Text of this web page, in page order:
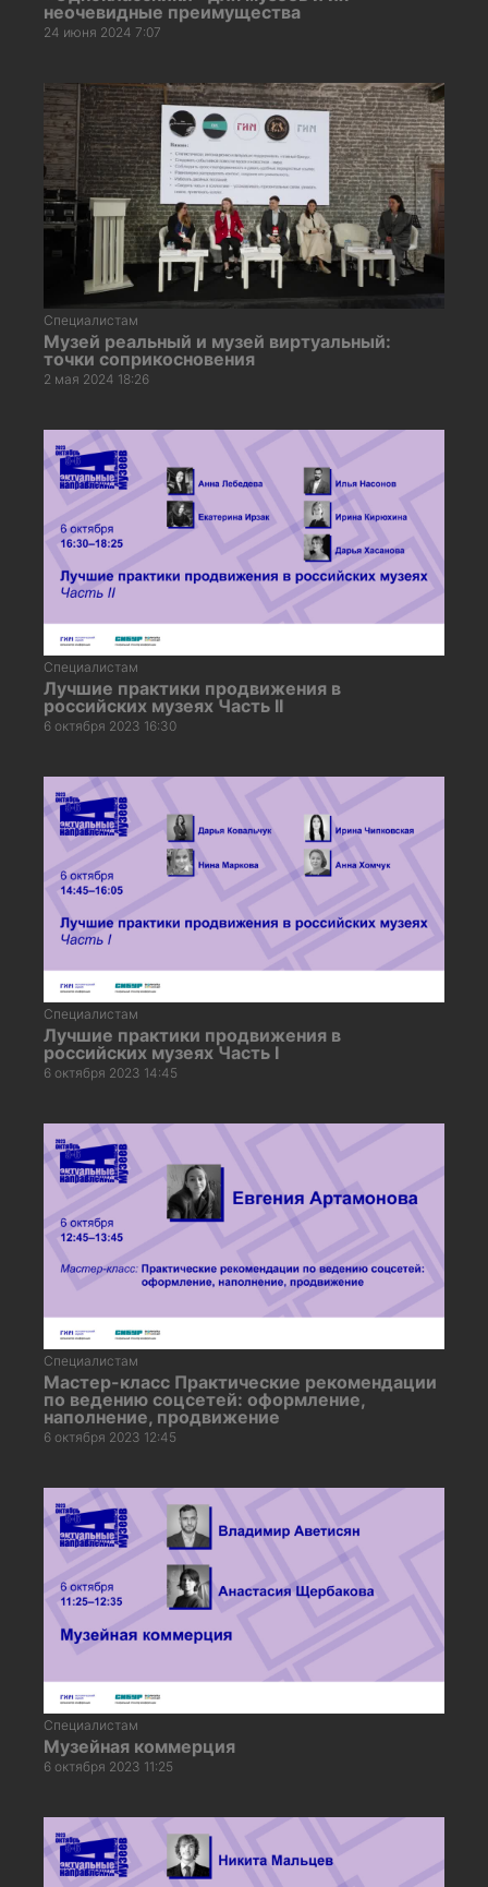
неочевидные преимущества
24 июня 2024 7:07
Специалистам
Музей реальный и музей виртуальный:
точки соприкосновения
2 мая 2024 18:26
Специалистам
Лучшие практики продвижения в
российских музеях Часть II
6 октября 2023 16:30
Специалистам
Лучшие практики продвижения в
российских музеях Часть I
6 октября 2023 14:45
Специалистам
Мастер-класс Практические рекомендации
по ведению соцсетей: оформление,
наполнение, продвижение
6 октября 2023 12:45
Специалистам
Музейная коммерция
6 октября 2023 11:25